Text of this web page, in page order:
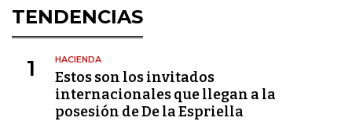
TENDENCIAS
1 HACIENDA
Estos son los invitados
internacionales que llegan a la
posesión de De la Espriella